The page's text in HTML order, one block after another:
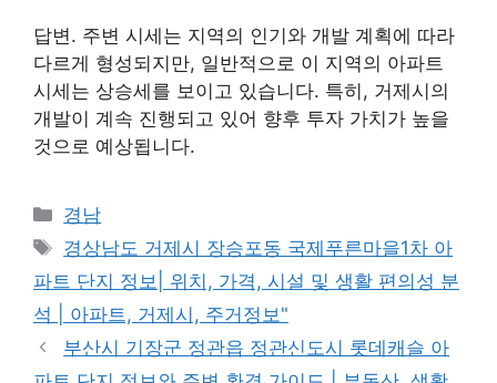
답변. 주변 시세는 지역의 인기와 개발 계획에 따라
다르게 형성되지만, 일반적으로 이 지역의 아파트
시세는 상승세를 보이고 있습니다. 특히, 거제시의
개발이 계속 진행되고 있어 향후 투자 가치가 높을
것으로 예상됩니다.
Categories
경남
Tags
경상남도 거제시 장승포동 국제푸른마을1차 아
파트 단지 정보| 위치, 가격, 시설 및 생활 편의성 분
석 | 아파트, 거제시, 주거정보"
부산시 기장군 정관읍 정관신도시 롯데캐슬 아